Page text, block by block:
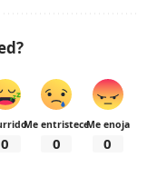
0
Me entristece
0
Me enoja
0